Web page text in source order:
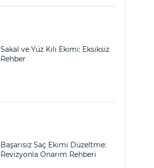
Sakal ve Yüz Kılı Ekimi: Eksiksiz
Rehber
Başarısız Saç Ekimi Düzeltme:
Revizyonla Onarım Rehberi